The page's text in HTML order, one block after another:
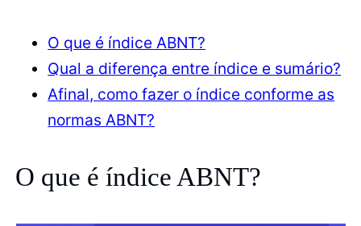
O que é índice ABNT?
Qual a diferença entre índice e sumário?
Afinal, como fazer o índice conforme as
normas ABNT?
O que é índice ABNT?